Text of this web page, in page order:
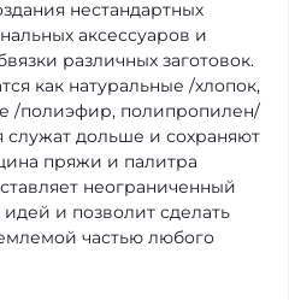
нестандартных
аксессуаров и
различных заготовок.
как натуральные /хлопок,
/полиэфир, полипропилен/
служат дольше и сохраняют
пряжи и палитра
неограниченный
и позволит сделать
частью любого